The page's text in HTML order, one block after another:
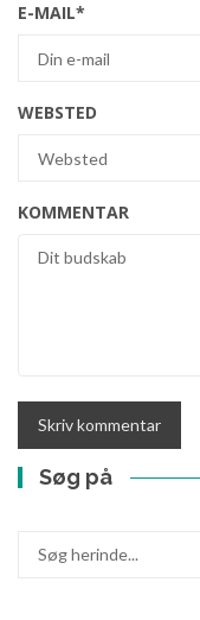
E-MAIL*
WEBSTED
KOMMENTAR
Søg på
efter: